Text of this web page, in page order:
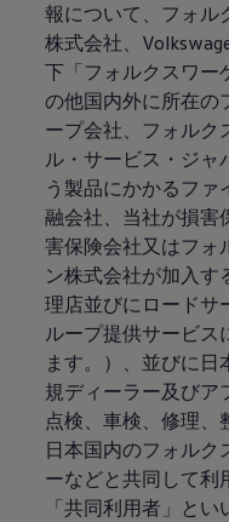
報について、フォル
株式会社、
下「フォルクスワー
の他国内外に所在の
ープ会社、フォルク
ル・サービス・ジャ
う製品にかかるファ
融会社、当社が損害
害保険会社又はフォ
ン株式会社が加入す
理店並びにロードサ
ループ提供サービス
ます。）、並びに日
規ディーラー及びア
点検、車検、修理、
日本国内のフォルク
ーなどと共同して利
「共同利用者」と